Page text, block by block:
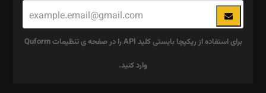
برای استفاده از ریکپچا بایستی کلید API را در صفحه ی تنظیمات Quform
وارد کنید.